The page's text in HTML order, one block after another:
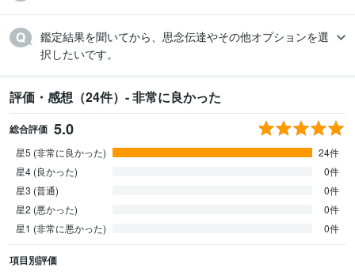
鑑定結果を聞いてから、思念伝達やその他オプションを選
択したいです。
評価・感想（24件）- 非常に良かった
総合評価 5.0
星5 (非常に良かった)
24件
星4 (良かった)
0件
星3 (普通)
0件
星2 (悪かった)
0件
星1 (非常に悪かった)
0件
項目別評価